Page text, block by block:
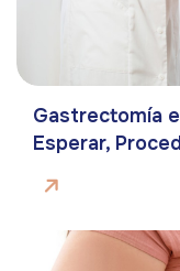
Gastrectomía
Esperar,